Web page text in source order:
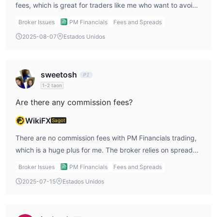
Ang trading platform ng PM Financials ay ang MT5, na
sumusuporta sa mga mangangalakal sa PC, Mac, iPhone, at
Android.
Ang broker ay sumusuporta sa 4 paraan ng pagdedeposito at
pagwiwithdraw - Visa, Bank Transfer, Mastercard, Perfect
fees, which is great for traders like me who want to avoid
extra costs. The spreads are competitive, with the
Account at 1.2 pips, and the Corporate Account offering
Broker Issues PM Financials
Fees and Spreads
2025-08-07
Estados Unidos
sweetosh
1-2 taon
Are there any commission fees?
WikiFXSagot
There are no commission fees with PM Financials trading,
which is a huge plus for me. The broker relies on spreads
to make its money, so I don't have to worry about any
Broker Issues PM Financials
Fees and Spreads
2025-07-15
Estados Unidos